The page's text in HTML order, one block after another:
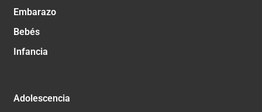
Embarazo
Bebés
Infancia
Adolescencia